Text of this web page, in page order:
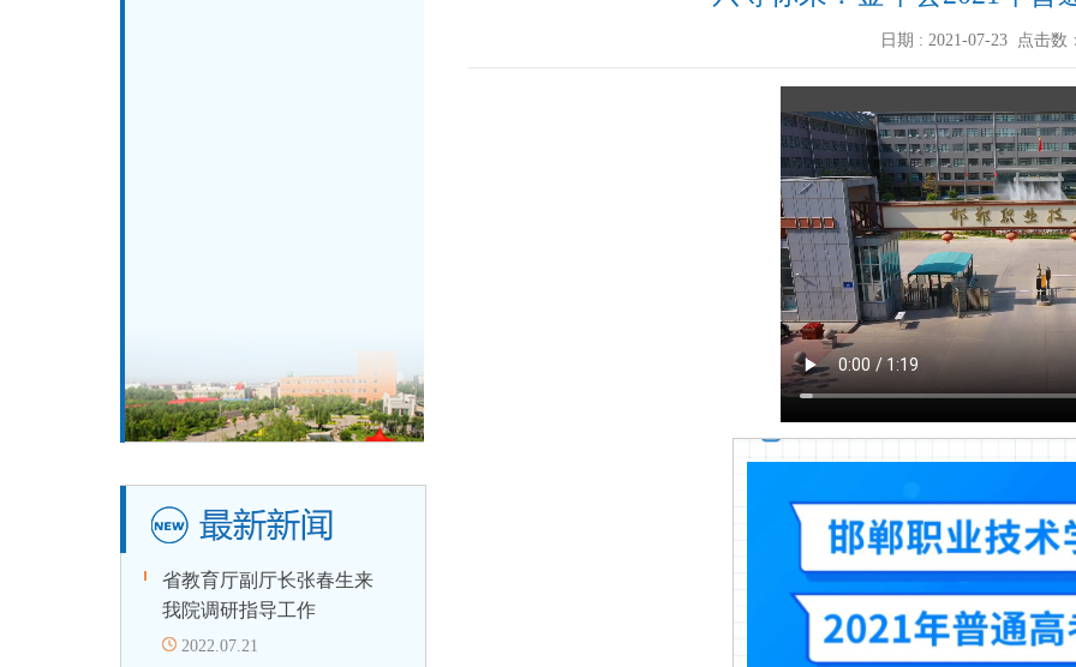
省教育厅副厅长张春生来
我院调研指导工作
2022.07.21
日期 : 2021-07-23 点击数